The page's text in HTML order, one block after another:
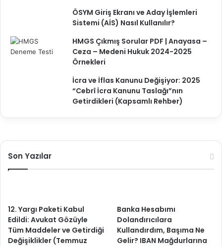
ÖSYM Giriş Ekranı ve Aday İşlemleri
Sistemi (AİS) Nasıl Kullanılır?
HMGS Çıkmış Sorular PDF | Anayasa –
Ceza – Medeni Hukuk 2024-2025
Örnekleri
İcra ve İflas Kanunu Değişiyor: 2025
“Cebrî İcra Kanunu Taslağı”nın
Getirdikleri (Kapsamlı Rehber)
Son Yazılar
12. Yargı Paketi Kabul
Edildi: Avukat Gözüyle
Tüm Maddeler ve Getirdiği
Değişiklikler (Temmuz
Banka Hesabımı
Dolandırıcılara
Kullandırdım, Başıma Ne
Gelir? IBAN Mağdurlarına